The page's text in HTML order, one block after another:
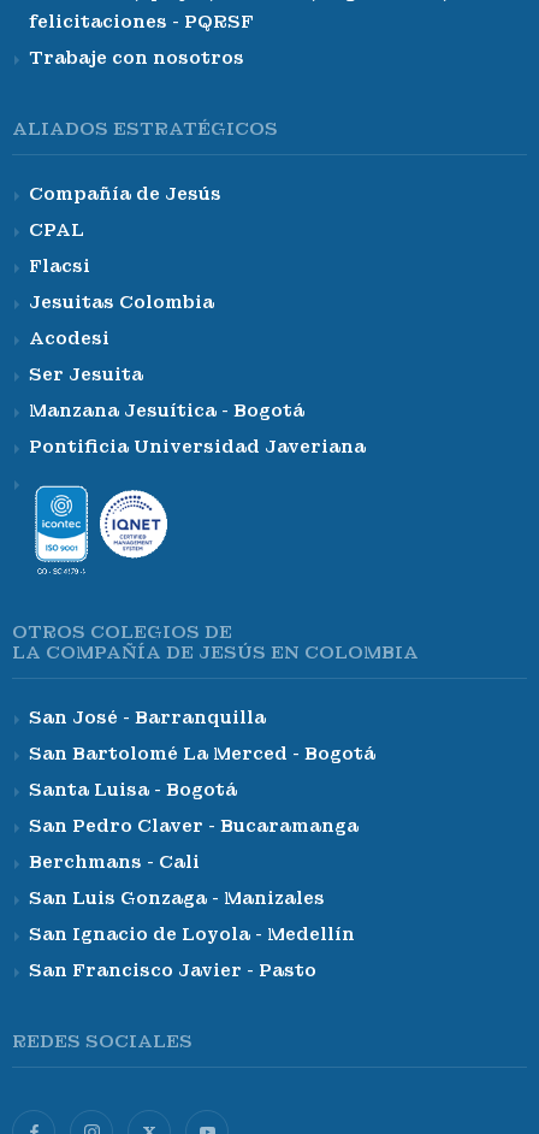
felicitaciones - PQRSF
Trabaje con nosotros
ALIADOS ESTRATÉGICOS
Compañía de Jesús
CPAL
Flacsi
Jesuitas Colombia
Acodesi
Ser Jesuita
Manzana Jesuítica - Bogotá
Pontificia Universidad Javeriana
OTROS COLEGIOS DE
LA COMPAÑÍA DE JESÚS EN COLOMBIA
San José - Barranquilla
San Bartolomé La Merced - Bogotá
Santa Luisa - Bogotá
San Pedro Claver - Bucaramanga
Berchmans - Cali
San Luis Gonzaga - Manizales
San Ignacio de Loyola - Medellín
San Francisco Javier - Pasto
REDES SOCIALES